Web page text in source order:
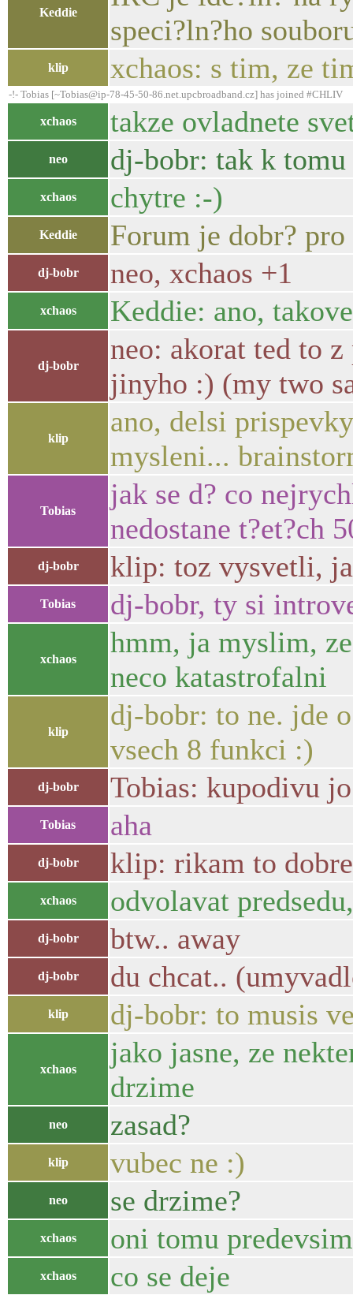
Keddie
speci?ln?ho
klip xchaos: s tim, ze
-!- Tobias [~Tobias@ip-78-45-50-86.net.upcbroadband.cz] has joined #CHLIV
xchaos takze ovladnete
neo dj-bobr: tak k tomu
xchaos chytre :-)
Keddie Forum je dobr? pro
dj-bobr neo, xchaos +1
xchaos Keddie: ano,
dj-bobr
neo: akorat ted to
jinyho :) (my two
klip
ano, delsi
mysleni...
Tobias
jak se d? co
nedostane t?et?ch
dj-bobr klip: toz vysvetli,
Tobias dj-bobr, ty si
xchaos
hmm, ja myslim,
neco katastrofalni
klip
dj-bobr: to ne. jde
vsech 8 funkci :)
dj-bobr Tobias: kupodivu
Tobias aha
dj-bobr klip: rikam to
xchaos odvolavat
dj-bobr btw.. away
dj-bobr du chcat..
klip dj-bobr: to musis
xchaos
jako jasne, ze
drzime
neo zasad?
klip vubec ne :)
neo se drzime?
xchaos oni tomu
xchaos co se deje